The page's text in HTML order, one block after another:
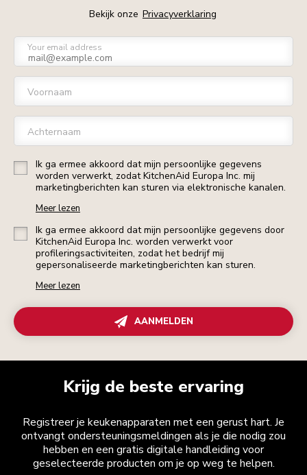
Bekijk onze Privacyverklaring
Your email address
Voornaam
Achternaam
Ik ga ermee akkoord dat mijn persoonlijke gegevens
worden verwerkt, zodat KitchenAid Europa Inc. mij
marketingberichten kan sturen via elektronische kanalen.
Meer lezen
Ik ga ermee akkoord dat mijn persoonlijke gegevens door
KitchenAid Europa Inc. worden verwerkt voor
profileringsactiviteiten, zodat het bedrijf mij
gepersonaliseerde marketingberichten kan sturen.
Meer lezen
AANMELDEN
Krijg de beste ervaring
Registreer je keukenapparaten met een gerust hart. Je
ontvangt ondersteuningsmeldingen als je die nodig zou
hebben en een gratis digitale handleiding voor
geselecteerde producten om je op weg te helpen.